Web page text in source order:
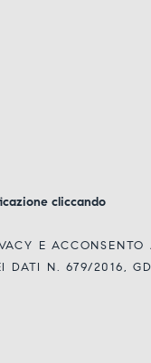
cliccando
E
DATI N. 679/2016,